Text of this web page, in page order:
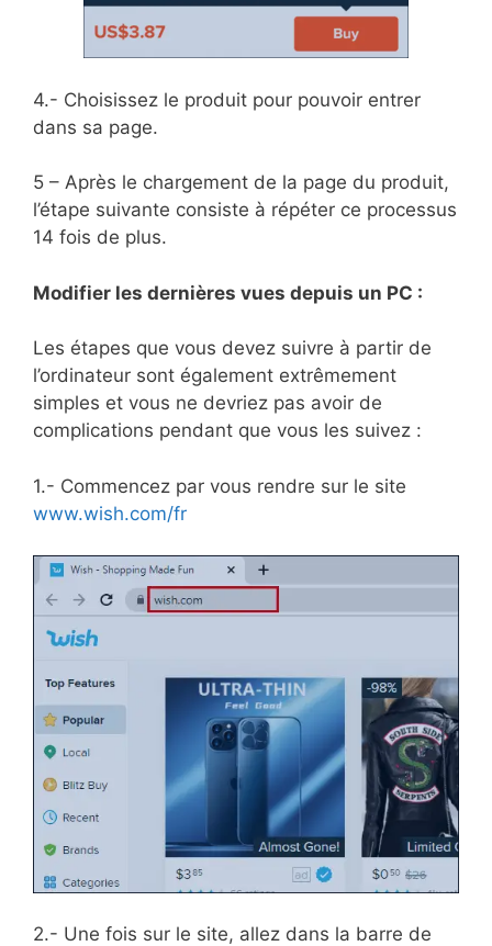
4.- Choisissez le produit pour pouvoir entrer
dans sa page.
5 – Après le chargement de la page du produit,
l’étape suivante consiste à répéter ce processus
14 fois de plus.
Modifier les dernières vues depuis un PC :
Les étapes que vous devez suivre à partir de
l’ordinateur sont également extrêmement
simples et vous ne devriez pas avoir de
complications pendant que vous les suivez :
1.- Commencez par vous rendre sur le site
www.wish.com/fr
2.- Une fois sur le site, allez dans la barre de